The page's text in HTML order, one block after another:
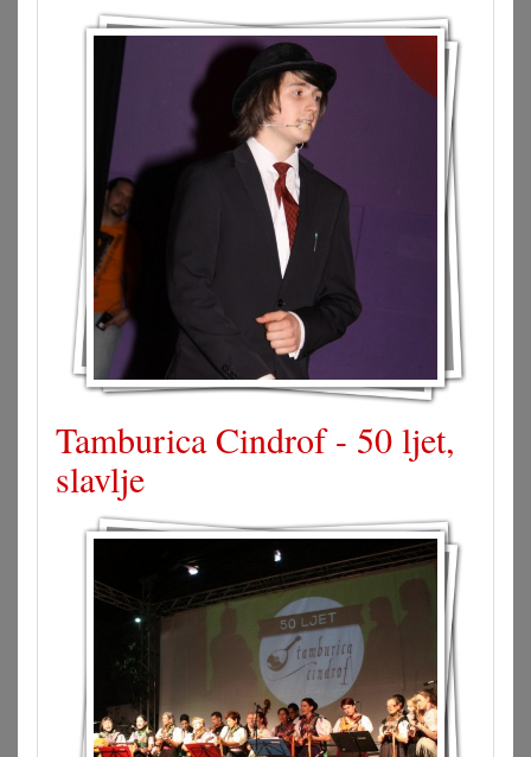
Tamburica Cindrof - 50 ljet,
slavlje